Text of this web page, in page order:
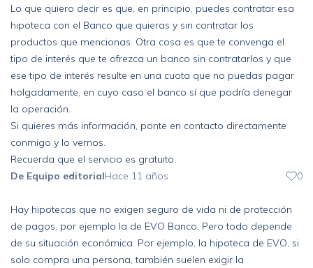
Lo que quiero decir es que, en principio, puedes contratar esa
hipoteca con el Banco que quieras y sin contratar los
productos que mencionas. Otra cosa es que te convenga el
tipo de interés que te ofrezca un banco sin contratarlos y que
ese tipo de interés resulte en una cuota que no puedas pagar
holgadamente, en cuyo caso el banco sí que podría denegar
la operación.
Si quieres más información, ponte en contacto directamente
conmigo y lo vemos.
Recuerda que el servicio es gratuito.
De Equipo editorialHace 11 años 0
Hay hipotecas que no exigen seguro de vida ni de protección
de pagos, por ejemplo la de EVO Banco. Pero todo depende
de su situación económica. Por ejemplo, la hipoteca de EVO, si
solo compra una persona, también suelen exigir la